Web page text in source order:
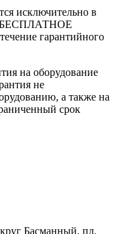
исключительно в
БЕСПЛАТНОЕ
гарантийного
на оборудование
не
а также на
срок
Басманный, пл.